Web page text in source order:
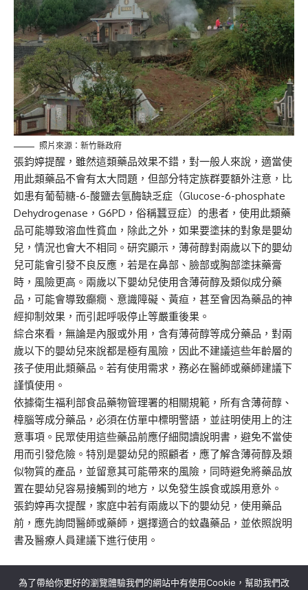
照片來源：新竹縣政府
張鈞婷提醒，雖然這類藥品效果不錯，對一般人來說，適當使
用此類藥品不會有太大問題，但部分特定族群要額外注意，比
如患有葡萄糖-6-酸鹽去氫酶缺乏症（Glucose-6-phosphate
Dehydrogenase，G6PD，俗稱蠶豆症）的患者，使用此類藥
品可能導致溶血性貧血，除此之外，如果要塗抹的對象是嬰幼
兒，情況也會大不相同。研究顯示，薄荷醇對兩歲以下的嬰幼
兒可能會引發不良反應，若是在鼻部、臉部或胸部塗抹藥膏
時，風險更高。兩歲以下嬰幼兒使用含薄荷醇及類似成分藥
品，可能會導致癲癇、意識障礙、黃疸，甚至會因為藥品的神
經抑制效果，而引起呼吸停止等嚴重後果。
綜合來看，無論是內服或外用，含有薄荷醇等成分藥品，對兩
歲以下的嬰幼兒來說都是極有風險，因此不建議這些年齡層的
孩子使用此類藥品。若有使用需求，務必在醫師或藥師建議下
謹慎使用。
依據衛生福利部食品藥物管理署的相關規範，所有含薄荷醇、
樟腦等成分藥品，必須在仿單中標明警語，並註明使用上的注
意事項。民眾使用這些藥品前應仔細閱讀說明書，避免不當使
用而引發危險。特別是嬰幼兒的照顧者，應了解含薄荷醇及類
似物質的產品，並留意其可能帶來的風險，同時避免將藥品放
置在嬰幼兒容易接觸到的地方，以免發生誤食或誤用意外。
張鈞婷再次提醒，家庭中若有兩歲以下的嬰幼兒，使用藥品
前，應先詢問醫師或藥師，選擇適合的蚊蟲藥品，並依照說明
書及醫療人員建議下進行使用。
為了帶給你更好的瀏覽體驗我們的網站中有使用Cookie，幫助我們改